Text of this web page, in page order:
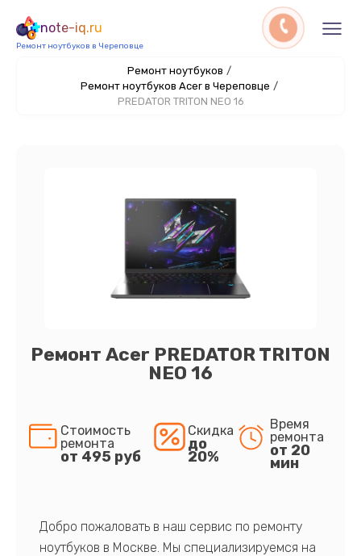
note-iq.ru
Ремонт ноутбуков в Череповце
Ремонт ноутбуков /
Ремонт ноутбуков Acer в Череповце /
PREDATOR TRITON NEO 16
Ремонт Acer PREDATOR TRITON
NEO 16
Стоимость
ремонта
от 495 руб
Скидка
до
20%
Время
ремонта
от 20
мин
Добро пожаловать в наш сервис по ремонту
ноутбуков в Москве. Мы специализируемся на